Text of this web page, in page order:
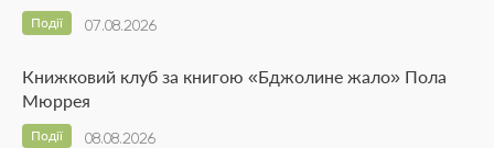
07.08.2026
Події
Книжковий клуб за книгою «Бджолине жало» Пола
Мюррея
08.08.2026
Події